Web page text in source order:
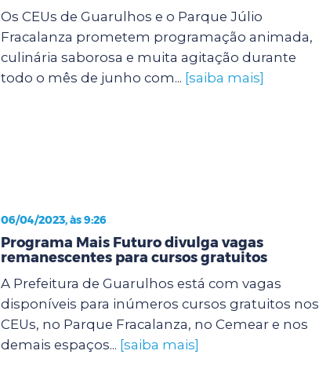
Os CEUs de Guarulhos e o Parque Júlio
Fracalanza prometem programação animada,
culinária saborosa e muita agitação durante
todo o mês de junho com... [saiba mais]
06/04/2023, às 9:26
Programa Mais Futuro divulga vagas
remanescentes para cursos gratuitos
A Prefeitura de Guarulhos está com vagas
disponíveis para inúmeros cursos gratuitos nos
CEUs, no Parque Fracalanza, no Cemear e nos
demais espaços... [saiba mais]